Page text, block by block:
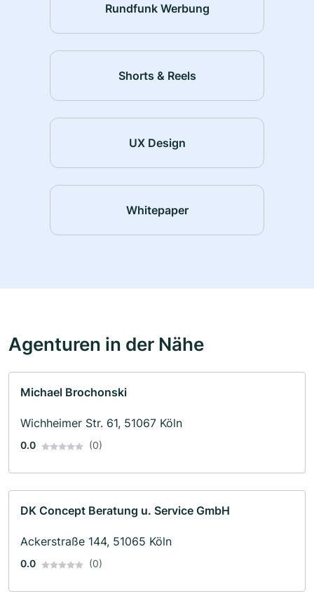
Rundfunk Werbung
Shorts & Reels
UX Design
Whitepaper
Agenturen in der Nähe
Michael Brochonski
Wichheimer Str. 61, 51067 Köln
0.0 (0)
DK Concept Beratung u. Service GmbH
Ackerstraße 144, 51065 Köln
0.0 (0)